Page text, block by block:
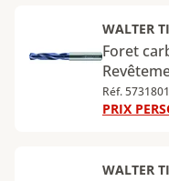
WALTER
Foret
-
totale :
Réf.
PRIX
WALTER